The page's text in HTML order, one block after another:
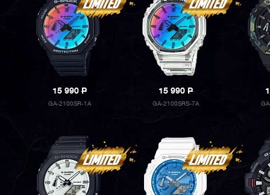
15 990P
GA-2100SR-1A
15 990P
GA-2100SRS-7A